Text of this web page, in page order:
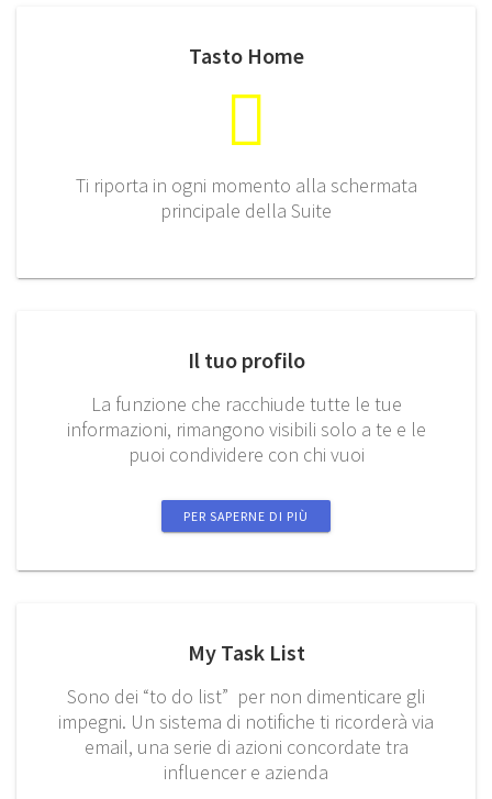
Tasto Home
Ti riporta in ogni momento alla schermata
principale della Suite
Il tuo profilo
La funzione che racchiude tutte le tue
informazioni, rimangono visibili solo a te e le
puoi condividere con chi vuoi
PER SAPERNE DI PIÙ
My Task List
Sono dei “to do list” per non dimenticare gli
impegni. Un sistema di notifiche ti ricorderà via
email, una serie di azioni concordate tra
influencer e azienda